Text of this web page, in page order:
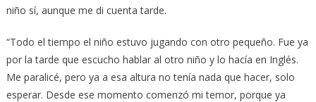
niño sí, aunque me di cuenta tarde.
“Todo el tiempo el niño estuvo jugando con otro pequeño. Fue ya
por la tarde que escucho hablar al otro niño y lo hacía en Inglés.
Me paralicé, pero ya a esa altura no tenía nada que hacer, solo
esperar. Desde ese momento comenzó mi temor, porque ya